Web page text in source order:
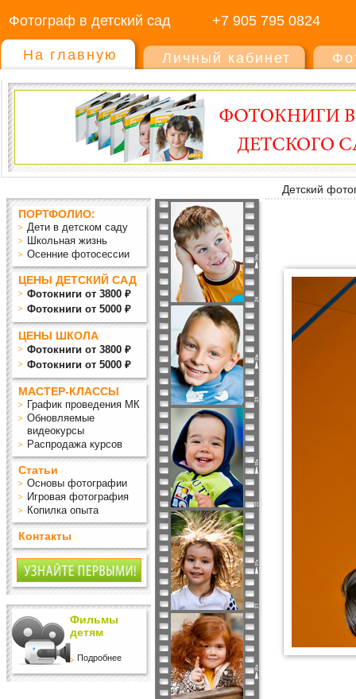
Фотограф в детский сад +7 905 795 0824
На главную Личный кабинет
Детский
ПОРТФОЛИО:
Дети в детском саду
Школьная жизнь
Осенние фотосессии
ЦЕНЫ ДЕТСКИЙ САД
Фотокниги от 3800 ₽
Фотокниги от 5000 ₽
ЦЕНЫ ШКОЛА
Фотокниги от 3800 ₽
Фотокниги от 5000 ₽
МАСТЕР-КЛАССЫ
График проведения МК
Обновляемые
видеокурсы
Распродажа курсов
Статьи
Основы фотографии
Игровая фотография
Копилка опыта
Контакты
Фильмы
детям
Подробнее